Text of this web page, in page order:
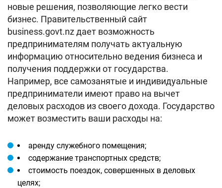
новые решения, позволяющие легко вести
бизнес. Правительственный сайт
business.govt.nz дает возможность
предпринимателям получать актуальную
информацию относительно ведения бизнеса и
получения поддержки от государства.
Например, все самозанятые и индивидуальные
предприниматели имеют право на вычет
деловых расходов из своего дохода. Государство
может возместить ваши расходы на:
аренду служебного помещения;
содержание транспортных средств;
стоимость поездок, совершенных в деловых
целях;